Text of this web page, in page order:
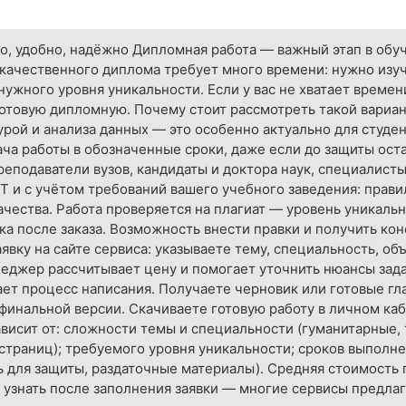
удобно, надёжно Дипломная работа — важный этап в
диплома требует много времени: нужно
уровня уникальности. Если у вас не хватает
дипломную. Почему стоит рассмотреть такой
и анализа данных — это особенно актуально для
работы в обозначенные сроки, даже если до защиты
вузов, кандидаты и доктора наук,
с учётом требований вашего учебного заведения:
Работа проверяется на плагиат — уровень
после заказа. Возможность внести правки и получить
на сайте сервиса: указываете тему, специальность,
рассчитывает цену и помогает уточнить нюансы
процесс написания. Получаете черновик или готовые
версии. Скачиваете готовую работу в личном
от: сложности темы и специальности
требуемого уровня уникальности; сроков
для защиты, раздаточные материалы). Средняя
после заполнения заявки — многие сервисы